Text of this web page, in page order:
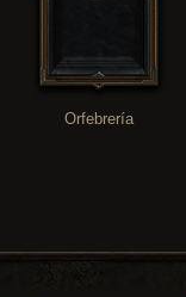
Orfebrería